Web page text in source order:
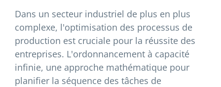
Dans un secteur industriel de plus en plus
complexe, l'optimisation des processus de
production est cruciale pour la réussite des
entreprises. L'ordonnancement à capacité
infinie, une approche mathématique pour
planifier la séquence des tâches de